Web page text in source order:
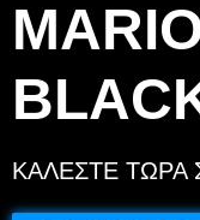
ΚΑΛΕΣΤΕ